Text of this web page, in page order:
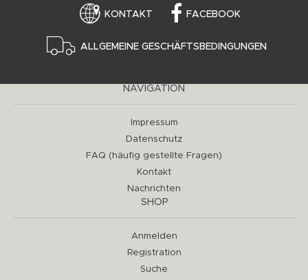
KONTAKT FACEBOOK
ALLGEMEINE GESCHÄFTSBEDINGUNGEN
NAVIGATION
Impressum
Datenschutz
FAQ (häufig gestellte Fragen)
Kontakt
Nachrichten
SHOP
Anmelden
Registration
Suche